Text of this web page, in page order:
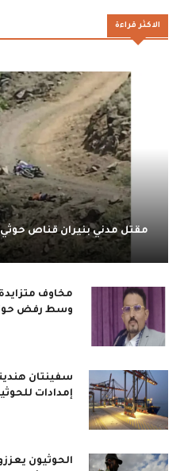
الاكثر قراءة
مقتل مدني بنيران قناص
مخاوف
وسط رفض
سفينتان
إمدادات
الحوثيون